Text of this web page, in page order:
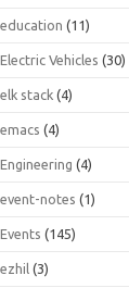
education (11)
Electric Vehicles (30)
elk stack (4)
emacs (4)
Engineering (4)
event-notes (1)
Events (145)
ezhil (3)